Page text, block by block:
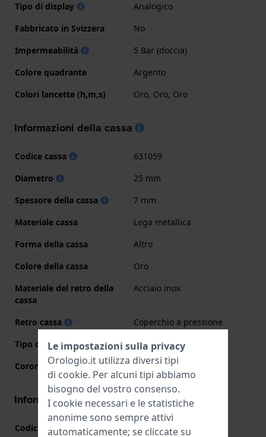
Tipo di display
Analogico
Fabbricato in Svizzera
No
Impermeabilità
5 Bar (doccia)
Colore quadrante
Argento
Colori lancette (h,m,s)
Oro, Oro, Oro
Informazioni della cassa
Codice cassa
631059
Diametro
25 mm
Spessore della cassa
7 mm
Materiale cassa
Lega metallica
Forma della cassa
Altro
Colore della cassa
Oro
Materiale del retro della
cassa
Acciaio inox
Retro cassa
Coperchio a pressione
Tipo di vetro
Minerale
Corona
Corona da estrarre
Informazioni del movimento
Codice Movimento VJ21(Vedi specifiche
Le impostazioni sulla privacy
Orologio.it utilizza diversi tipi
di cookie. Per alcuni tipi abbiamo
bisogno del vostro consenso.
I cookie necessari e le statistiche
anonime sono sempre attivi
automaticamente; se cliccate su